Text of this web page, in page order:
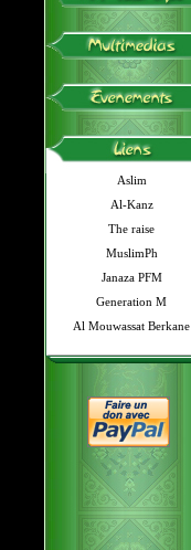
Aslim
Al-Kanz
The raise
MuslimPh
Janaza PFM
Generation M
Al Mouwassat Berkane